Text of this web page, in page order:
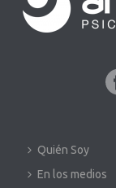
Quién Soy
En los medios